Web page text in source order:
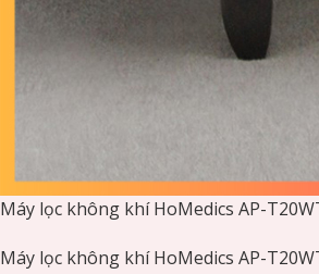
Máy lọc không khí HoMedics AP-
Máy lọc không khí HoMedics AP-